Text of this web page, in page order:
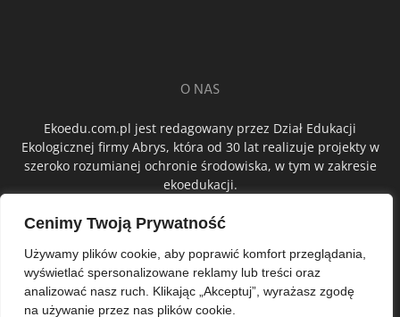
Cenimy Twoją Prywatność
Używamy plików cookie, aby poprawić komfort przeglądania,
wyświetlać spersonalizowane reklamy lub treści oraz
analizować nasz ruch. Klikając „Akceptuj”, wyrażasz zgodę
na używanie przez nas plików cookie.
O NAS
Ekoedu.com.pl jest redagowany przez Dział Edukacji
Ekologicznej firmy Abrys, która od 30 lat realizuje projekty w
szeroko rozumianej ochronie środowiska, w tym w zakresie
ekoedukacji.
ŚLEDŹ NAS